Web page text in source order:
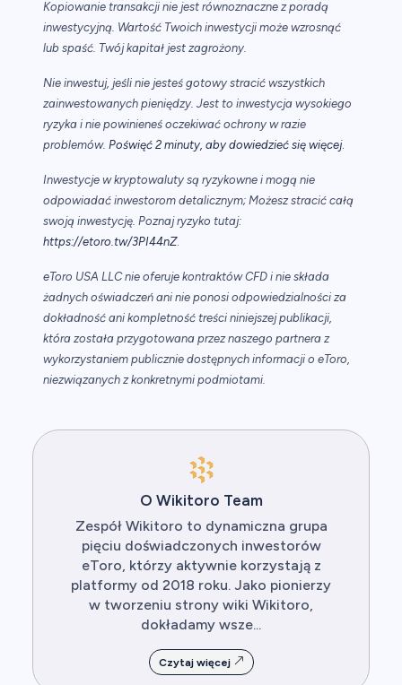
Kopiowanie transakcji nie jest równoznaczne z poradą
inwestycyjną. Wartość Twoich inwestycji może wzrosnąć
lub spaść. Twój kapitał jest zagrożony.
Nie inwestuj, jeśli nie jesteś gotowy stracić wszystkich
zainwestowanych pieniędzy. Jest to inwestycja wysokiego
ryzyka i nie powinieneś oczekiwać ochrony w razie
problemów. Poświęć 2 minuty, aby dowiedzieć się więcej.
Inwestycje w kryptowaluty są ryzykowne i mogą nie
odpowiadać inwestorom detalicznym; Możesz stracić całą
swoją inwestycję. Poznaj ryzyko tutaj:
https://etoro.tw/3PI44nZ.
eToro USA LLC nie oferuje kontraktów CFD i nie składa
żadnych oświadczeń ani nie ponosi odpowiedzialności za
dokładność ani kompletność treści niniejszej publikacji,
która została przygotowana przez naszego partnera z
wykorzystaniem publicznie dostępnych informacji o eToro,
niezwiązanych z konkretnymi podmiotami.
O Wikitoro Team
Zespół Wikitoro to dynamiczna grupa
pięciu doświadczonych inwestorów
eToro, którzy aktywnie korzystają z
platformy od 2018 roku. Jako pionierzy
w tworzeniu strony wiki Wikitoro,
dokładamy wsze...
Czytaj więcej